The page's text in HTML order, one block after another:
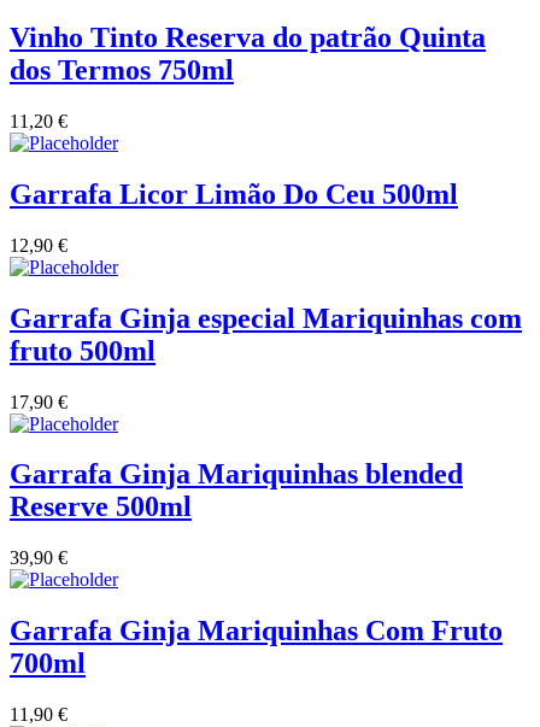
Sem categoria
Só Vinha
Tapada de Coelheiros - Alentejo
Trois Setubal
Vinho na Talha
Vinhos Estrangeiros
Vinilourenço Douro
Vinho Tinto Reserva do patrão Quinta
dos Termos 750ml
11,20 €
Garrafa Licor Limão Do Ceu 500ml
12,90 €
Garrafa Ginja especial Mariquinhas com
fruto 500ml
17,90 €
Garrafa Ginja Mariquinhas blended
Reserve 500ml
39,90 €
Garrafa Ginja Mariquinhas Com Fruto
700ml
11,90 €